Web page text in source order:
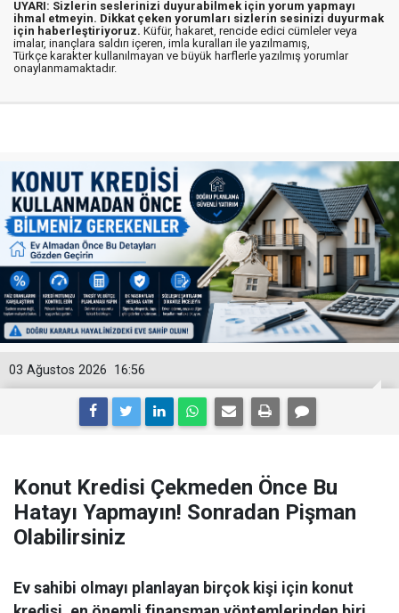
UYARI: Sizlerin seslerinizi duyurabilmek için yorum yapmayı
ihmal etmeyin. Dikkat çeken yorumları sizlerin sesinizi duyurmak
için haberleştiriyoruz. Küfür, hakaret, rencide edici cümleler veya
imalar, inançlara saldırı içeren, imla kuralları ile yazılmamış,
Türkçe karakter kullanılmayan ve büyük harflerle yazılmış yorumlar
onaylanmamaktadır.
16:56
03 Ağustos 2026
Konut Kredisi Çekmeden Önce Bu
Hatayı Yapmayın! Sonradan Pişman
Olabilirsiniz
Ev sahibi olmayı planlayan birçok kişi için konut